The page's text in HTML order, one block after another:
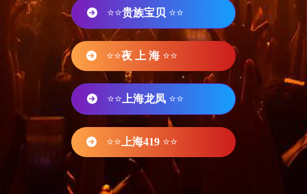
⭐⭐贵族宝贝 ⭐⭐
⭐⭐夜 上 海 ⭐⭐
⭐⭐ 上海龙凤 ⭐⭐
⭐⭐ 上海419 ⭐⭐